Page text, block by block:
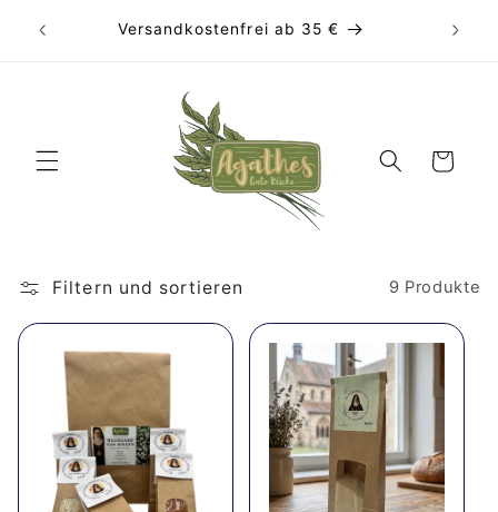
zum
Versandkostenfrei ab 35 €
Warenkorb
Filtern und sortieren 9 Produkte